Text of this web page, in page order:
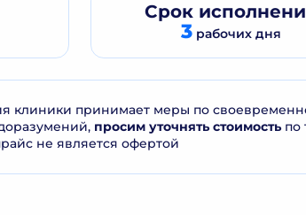
Срок
3рабочих дня
клиники принимает меры по
просим уточнять стоимостьпо
не является офертой